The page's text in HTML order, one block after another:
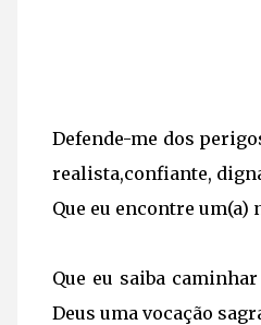
Defende-me dos
realista,confiante,
Que eu encontre um(a)
Que eu saiba
Deus uma vocação